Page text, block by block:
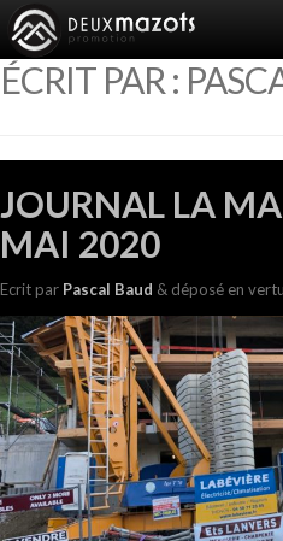
ÉCRIT PAR :
JOURNAL LA
MAI 2020
Ecrit par Pascal Baud & déposé en